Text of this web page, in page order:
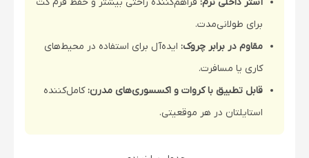
برای طولانی‌مدت.
مقاوم در برابر چروک: ایده‌آل برای استفاده در محیط‌های
کاری یا مسافرت.
قابل تطبیق با کروات و اکسسوری‌های مدرن:کامل‌کننده
استایلتان در هر موقعیتی.